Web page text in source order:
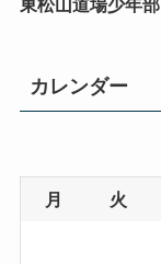
カレンダー
月 火